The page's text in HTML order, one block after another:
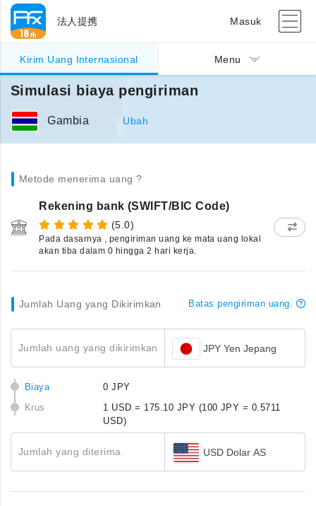
法人提携 Masuk
Kirim Uang Internasional Menu
Simulasi biaya pengiriman
Gambia Ubah
Metode menerima uang ?
Rekening bank (SWIFT/BIC Code)
(5.0)
Pada dasarnya , pengiriman uang ke mata uang lokal
akan tiba dalam 0 hingga 2 hari kerja.
Jumlah Uang yang Dikirimkan Batas pengiriman uang.
Jumlah uang yang dikirimkan JPY Yen Jepang
Biaya
0 JPY
Krus
1 USD = 175.10 JPY (100 JPY = 0.5711
USD)
Jumlah yang diterima USD Dolar AS